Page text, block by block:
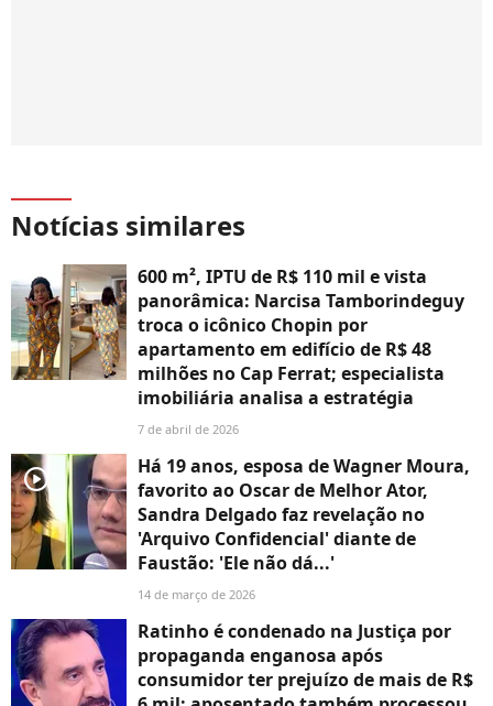
Notícias similares
600 m², IPTU de R$ 110 mil e vista
panorâmica: Narcisa Tamborindeguy
troca o icônico Chopin por
apartamento em edifício de R$ 48
milhões no Cap Ferrat; especialista
imobiliária analisa a estratégia
7 de abril de 2026
player2
Há 19 anos, esposa de Wagner Moura,
favorito ao Oscar de Melhor Ator,
Sandra Delgado faz revelação no
'Arquivo Confidencial' diante de
Faustão: 'Ele não dá...'
14 de março de 2026
Ratinho é condenado na Justiça por
propaganda enganosa após
consumidor ter prejuízo de mais de R$